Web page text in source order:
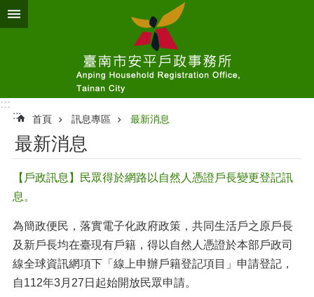
跳到主要內容區塊
:::
:::
首頁 訊息專區 最新消息
最新消息
【戶政訊息】民眾得於網路以自然人憑證戶長變更登記訊
息。
為簡政便民，落實電子化政府政策，共同生活戶之原戶長
及新戶長均在臺現有戶籍，得以自然人憑證於本部戶政司
線全球資訊網項下「線上申辦戶籍登記項目」申請登記，
自112年3月27日起始開放民眾申請。